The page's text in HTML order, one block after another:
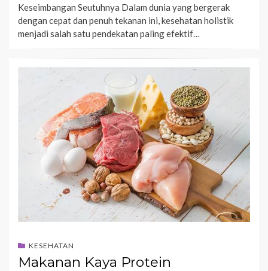
Keseimbangan Seutuhnya Dalam dunia yang bergerak
dengan cepat dan penuh tekanan ini, kesehatan holistik
menjadi salah satu pendekatan paling efektif…
KESEHATAN
Makanan Kaya Protein